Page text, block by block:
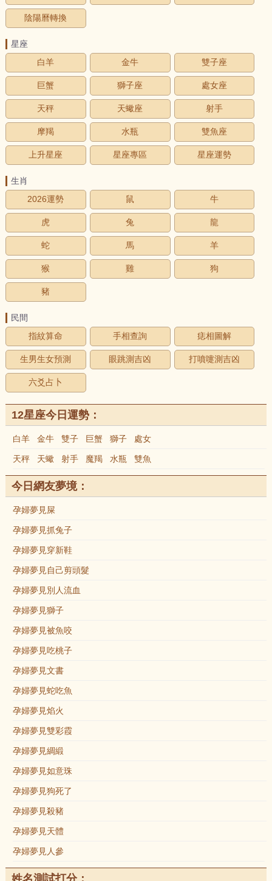
陰陽曆轉換
星座
白羊
金牛 雙子座
巨蟹 獅子座 處女座
天秤 天蠍座 射手
摩羯 水瓶 雙魚座
上升星座 星座專區 星座運勢
生肖
2026運勢
鼠 牛
虎 兔 龍
蛇 馬 羊
猴 雞 狗
豬
民間
指紋算命
手相查詢 痣相圖解
生男生女預測 眼跳測吉凶 打噴嚏測吉凶
六爻占卜
12星座今日運勢：
白羊 金牛 雙子 巨蟹 獅子 處女
天秤 天蠍 射手 魔羯 水瓶 雙魚
今日網友夢境：
孕婦夢見屎
孕婦夢見抓兔子
孕婦夢見穿新鞋
孕婦夢見自己剪頭髮
孕婦夢見別人流血
孕婦夢見獅子
孕婦夢見被魚咬
孕婦夢見吃桃子
孕婦夢見文書
孕婦夢見蛇吃魚
孕婦夢見焰火
孕婦夢見雙彩霞
孕婦夢見綢緞
孕婦夢見如意珠
孕婦夢見狗死了
孕婦夢見殺豬
孕婦夢見天體
孕婦夢見人參
姓名測試打分：